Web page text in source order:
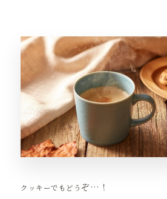
クッキーでもどう ぞ…！